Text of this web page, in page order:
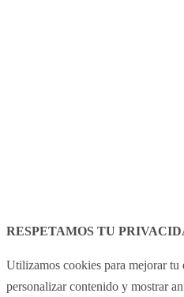
RESPETAMOS TU
Utilizamos cookies para mejorar tu
personalizar contenido y mostrar